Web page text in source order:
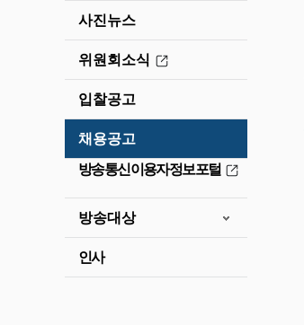
사진뉴스
위원회소식
입찰공고
채용공고
방송통신이용자정보포털
방송대상
인사